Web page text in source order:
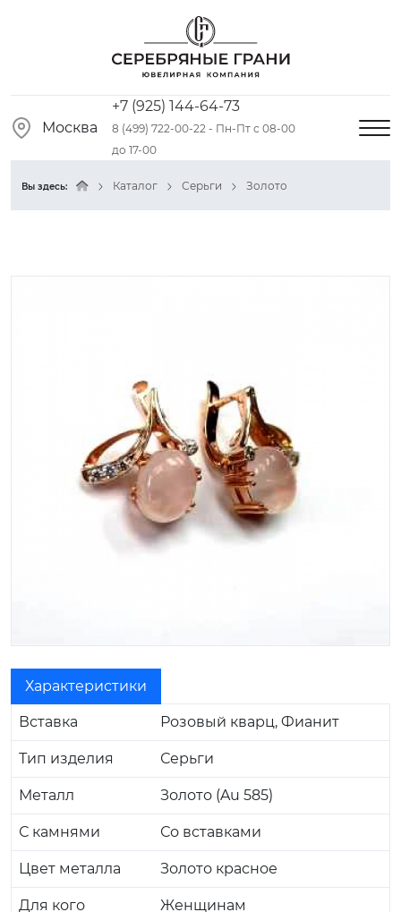
Москва
+7 (925) 144-64-73
8 (499) 722-00-22 - Пн-Пт с 08-00
до 17-00
Вы здесь: Каталог Серьги Золото
Характеристики
Вставка Розовый кварц, Фианит
Тип изделия Серьги
Металл Золото (Au 585)
С камнями Со вставками
Цвет металла Золото красное
Для кого Женщинам